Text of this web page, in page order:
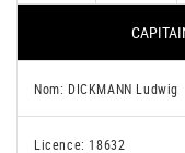
Nom: DICKMANN Ludwig
Licence: 18632